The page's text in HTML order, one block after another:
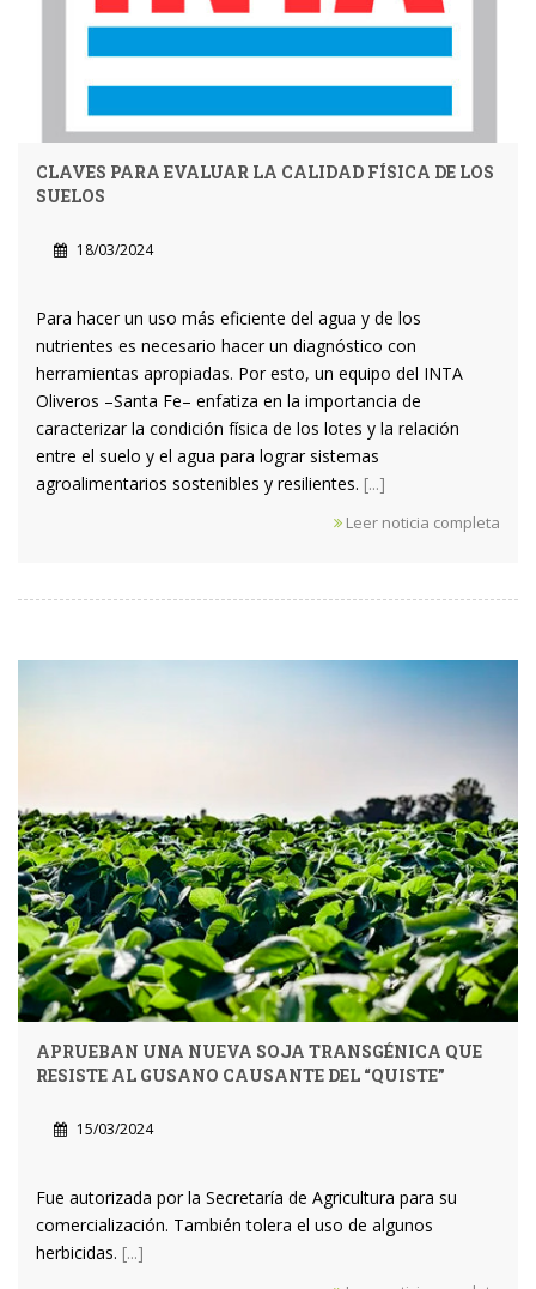
CLAVES PARA EVALUAR LA CALIDAD FÍSICA DE LOS
SUELOS
18/03/2024
Para hacer un uso más eficiente del agua y de los
nutrientes es necesario hacer un diagnóstico con
herramientas apropiadas. Por esto, un equipo del INTA
Oliveros –Santa Fe– enfatiza en la importancia de
caracterizar la condición física de los lotes y la relación
entre el suelo y el agua para lograr sistemas
agroalimentarios sostenibles y resilientes. [...]
Leer noticia completa
APRUEBAN UNA NUEVA SOJA TRANSGÉNICA QUE
RESISTE AL GUSANO CAUSANTE DEL “QUISTE”
15/03/2024
Fue autorizada por la Secretaría de Agricultura para su
comercialización. También tolera el uso de algunos
herbicidas. [...]